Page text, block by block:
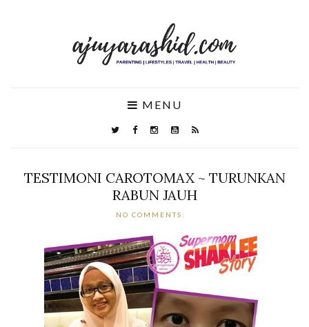
MENU
TESTIMONI CAROTOMAX ~ TURUNKAN
RABUN JAUH
NO COMMENTS: